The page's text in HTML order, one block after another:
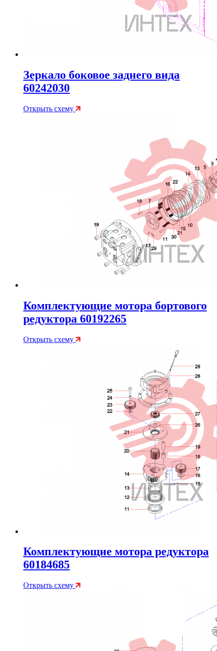
Зеркало боковое заднего вида
60242030
Открыть схему
Комплектующие мотора бортового
редуктора 60192265
Открыть схему
Комплектующие мотора редуктора
60184685
Открыть схему